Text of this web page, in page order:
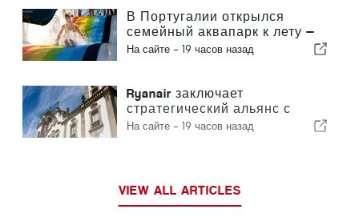
В Португалии открылся
семейный аквапарк к лету —
билеты стоят 2 евро
На сайте - 19 часов назад
Ryanair заключает
стратегический альянс с
Институтом Пиаже в Визеу с
На сайте - 19 часов назад
VIEW ALL ARTICLES